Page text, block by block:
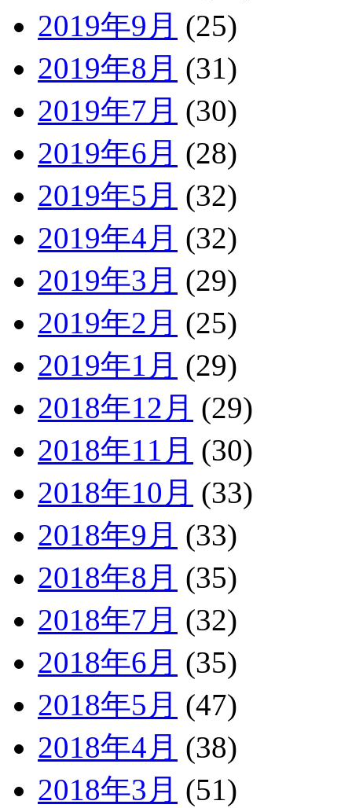
2019年9月 (25)
2019年8月 (31)
2019年7月 (30)
2019年6月 (28)
2019年5月 (32)
2019年4月 (32)
2019年3月 (29)
2019年2月 (25)
2019年1月 (29)
2018年12月 (29)
2018年11月 (30)
2018年10月 (33)
2018年9月 (33)
2018年8月 (35)
2018年7月 (32)
2018年6月 (35)
2018年5月 (47)
2018年4月 (38)
2018年3月 (51)